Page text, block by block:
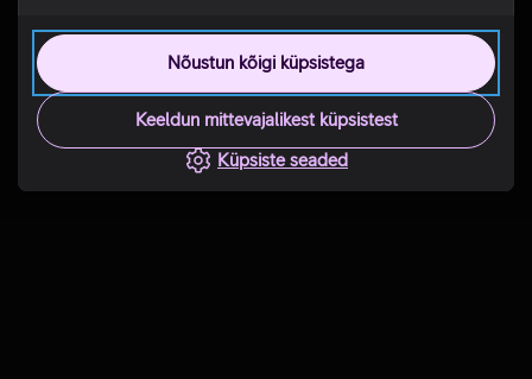
Nõustun kõigi küpsistega
Keeldun mittevajalikest küpsistest
Küpsiste seaded